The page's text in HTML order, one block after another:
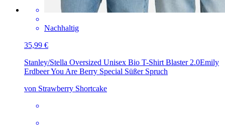
Nachhaltig
35,99 €
Stanley/Stella Oversized Unisex Bio T-Shirt Blaster 2.0Emily
Erdbeer You Are Berry Special Süßer Spruch
von Strawberry Shortcake